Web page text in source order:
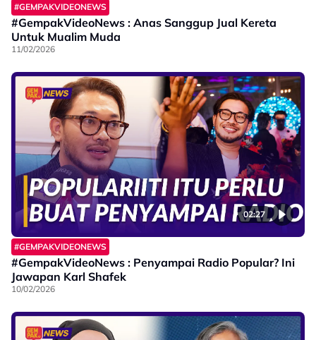
#GEMPAKVIDEONEWS
#GempakVideoNews : Anas Sanggup Jual Kereta
Untuk Mualim Muda
11/02/2026
02:27
#GEMPAKVIDEONEWS
#GempakVideoNews : Penyampai Radio Popular? Ini
Jawapan Karl Shafek
10/02/2026